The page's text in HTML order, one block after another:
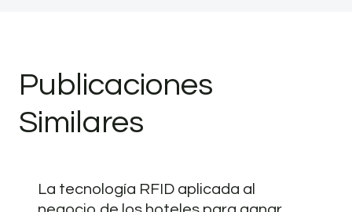
Publicaciones
Similares
La tecnología RFID aplicada al